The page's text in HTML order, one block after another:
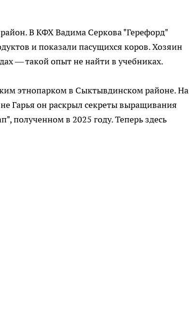
В КФХ Вадима Серкова "Герефорд"
и показали пасущихся коров. Хозяин
— такой опыт не найти в учебниках.
этнопарком в Сыктывдинском районе. На
Гарья он раскрыл секреты выращивания
полученном в 2025 году. Теперь здесь